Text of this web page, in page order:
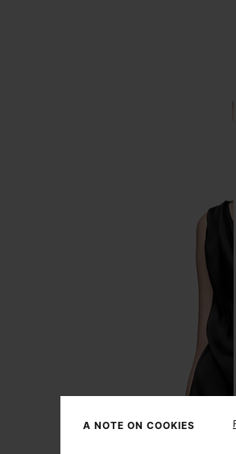
A NOTE ON COOKIES